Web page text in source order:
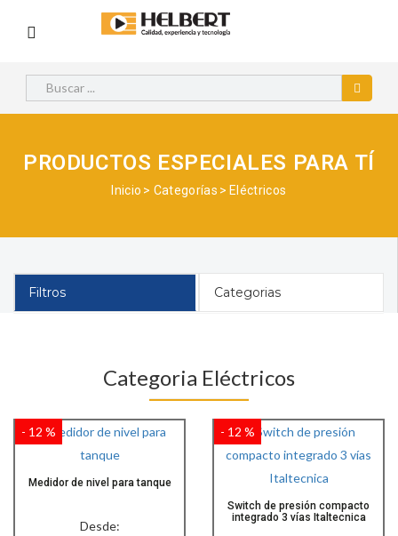
PRODUCTOS ESPECIALES PARA TÍ
Inicio Categorías Eléctricos
Filtros Categorias
Categoria Eléctricos
Medidor de nivel para tanque
- 12 %
Desde:
Switch de presión compacto
integrado 3 vías Italtecnica
- 12 %